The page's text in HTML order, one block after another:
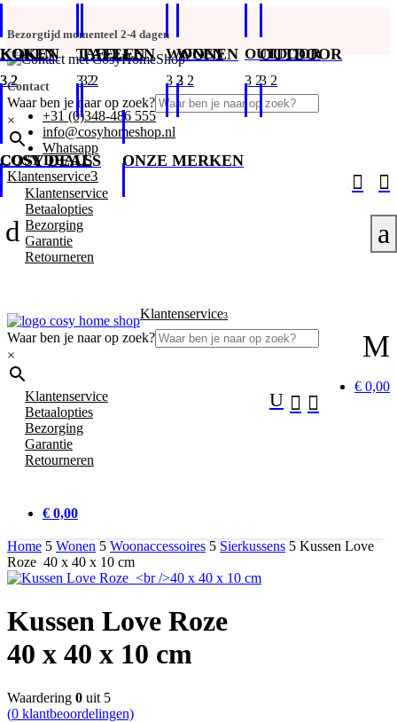
Bezorgtijd momenteel 2-4 dagen
Contact
+31 (0)348-486 555
info@cosyhomeshop.nl
Whatsapp
Waar ben je naar op zoek?
×


Klantenservice3
Klantenservice
Betaalopties
Bezorging
Garantie
Retourneren
KOKEN TAFELEN WONEN OUTDOOR
COSY DEALS
d
Waar ben je naar op zoek?
×
M
€ 0,00


U
Klantenservice3
Klantenservice
Betaalopties
Bezorging
Garantie
Retourneren
KOKEN TAFELEN WONEN OUTDOOR
COSY DEALS ONZE MERKEN
a
€ 0,00
Home 5 Wonen 5 Woonaccessoires 5 Sierkussens 5 Kussen Love
Roze 40 x 40 x 10 cm
Kussen Love Roze
40 x 40 x 10 cm
Waardering 0 uit 5
(0 klantbeoordelingen)